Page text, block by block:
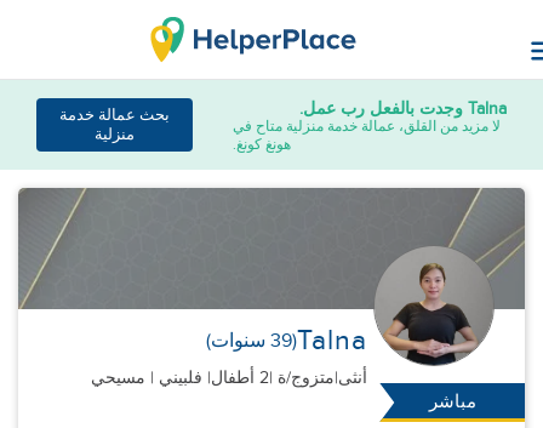
Talna وجدت بالفعل رب عمل.
لا مزيد من القلق، عمالة خدمة منزلية متاح في
هونغ كونغ.
بحث عمالة خدمة
منزلية
مباشر
Talna(39 سنوات)
أنثى|متزوج/ة |2 أطفال | فلبيني | مسيحي